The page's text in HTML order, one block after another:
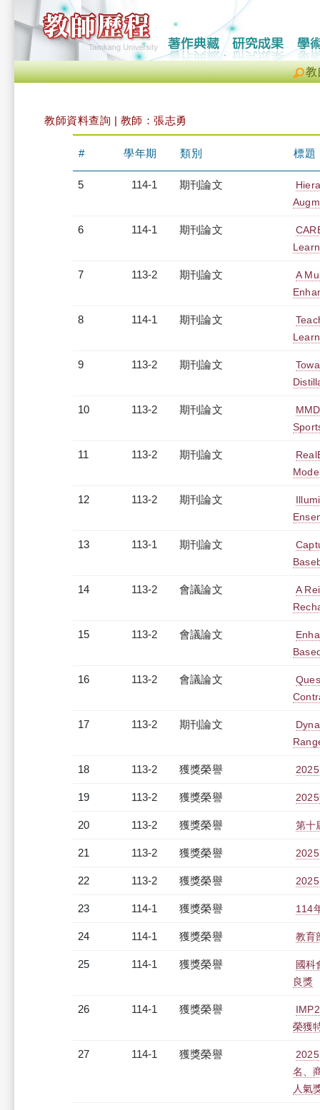
教
教師資料查詢 | 教師：張志勇
# 學年期 類別 標題
5 114-1 期刊論文
6 114-1 期刊論文
7 113-2 期刊論文
A
8 114-1 期刊論文
9 113-2 期刊論文
10 113-2 期刊論文
11 113-2 期刊論文
12 113-2 期刊論文
13 113-1 期刊論文
14 113-2 會議論文
A
15 113-2 會議論文
16 113-2 會議論文
17 113-2 期刊論文
18 113-2 獲獎榮譽
19 113-2 獲獎榮譽
20 113-2 獲獎榮譽 第十
21 113-2 獲獎榮譽
22 113-2 獲獎榮譽
23 114-1 獲獎榮譽 114
24 114-1 獲獎榮譽 教育
25 114-1 獲獎榮譽
國科
良獎
26 114-1 獲獎榮譽
榮獲
27 114-1 獲獎榮譽
名、
人氣